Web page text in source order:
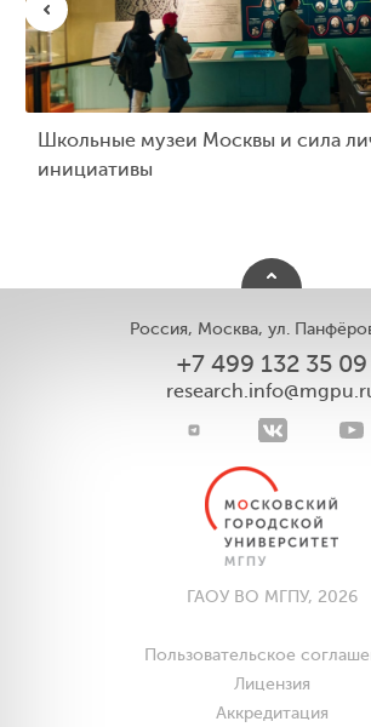
Школьные музеи Москвы и сила
инициативы
Россия, Москва, ул.
+7 499 132 35 09
ГАОУ ВО МГПУ, 2026
Пользовательское
Лицензия
Аккредитация